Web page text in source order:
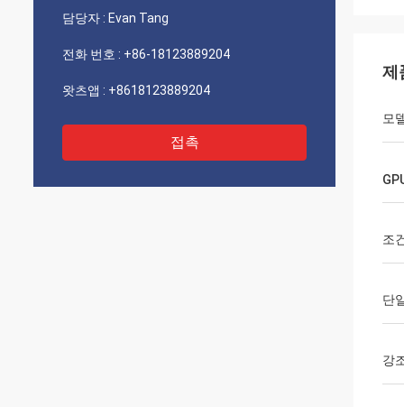
담당자 : Evan Tang
전화 번호 : +86-18123889204
왓츠앱 : +8618123889204
접촉
제
모
조
단
강